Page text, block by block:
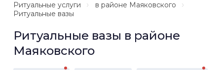
Ритуальные услуги
в районе Маяковского
Ритуальные вазы
Ритуальные вазы в районе
Маяковского